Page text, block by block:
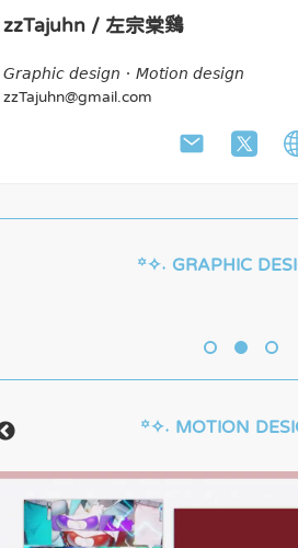
zzTajuhn / 左宗棠鷄
𝘎𝘳𝘢𝘱𝘩𝘪𝘤 𝘥𝘦𝘴𝘪𝘨𝘯．𝘔𝘰𝘵𝘪𝘰𝘯 𝘥𝘦𝘴𝘪𝘨𝘯
zzTajuhn@gmail.com
꙳✧˖ GRAPHIC
꙳✧˖ MOTION